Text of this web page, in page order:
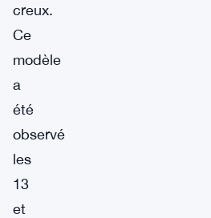
creux.
Ce
modèle
a
été
observé
les
13
et